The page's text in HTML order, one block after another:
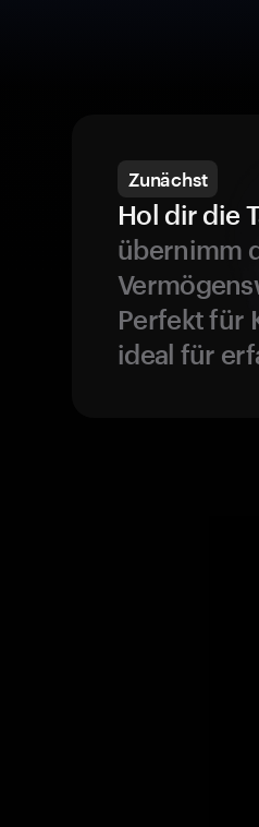
Zunächst
Hol dir die
übernimm
Perfekt für
ideal für